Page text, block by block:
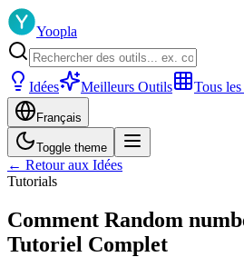
Yoopla
Idées Meilleurs Outils Tous
Français
Toggle theme
← Retour aux Idées
Tutorials
Comment Random
Tutoriel Complet